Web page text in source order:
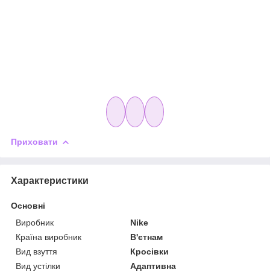
Приховати
Характеристики
Основні
Виробник
Nike
Країна виробник
В'єтнам
Вид взуття
Кросівки
Вид устілки
Адаптивна